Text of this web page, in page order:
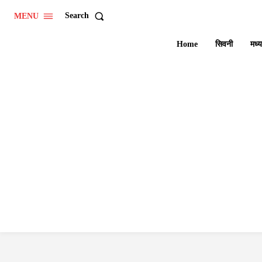
MENU Search
Home सिवनी